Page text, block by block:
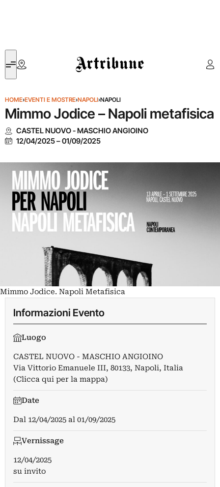
Artribune
HOME›EVENTI E MOSTRE›NAPOLI›NAPOLI
Mimmo Jodice – Napoli metafisica
CASTEL NUOVO - MASCHIO ANGIOINO
12/04/2025–01/09/2025
Mimmo Jodice. Napoli Metafisica
Informazioni Evento
Luogo
CASTEL NUOVO - MASCHIO ANGIOINO
Via Vittorio Emanuele III, 80133, Napoli, Italia
(Clicca qui per la mappa)
Date
Dal 12/04/2025 al 01/09/2025
Vernissage
12/04/2025
su invito